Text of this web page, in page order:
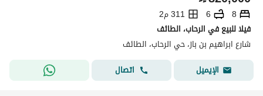
8
6
311 م2
فيلا للبيع في الرحاب، الطائف
شارع ابراهيم بن باز، حي الرحاب، الطائف
الإيميل
اتصال